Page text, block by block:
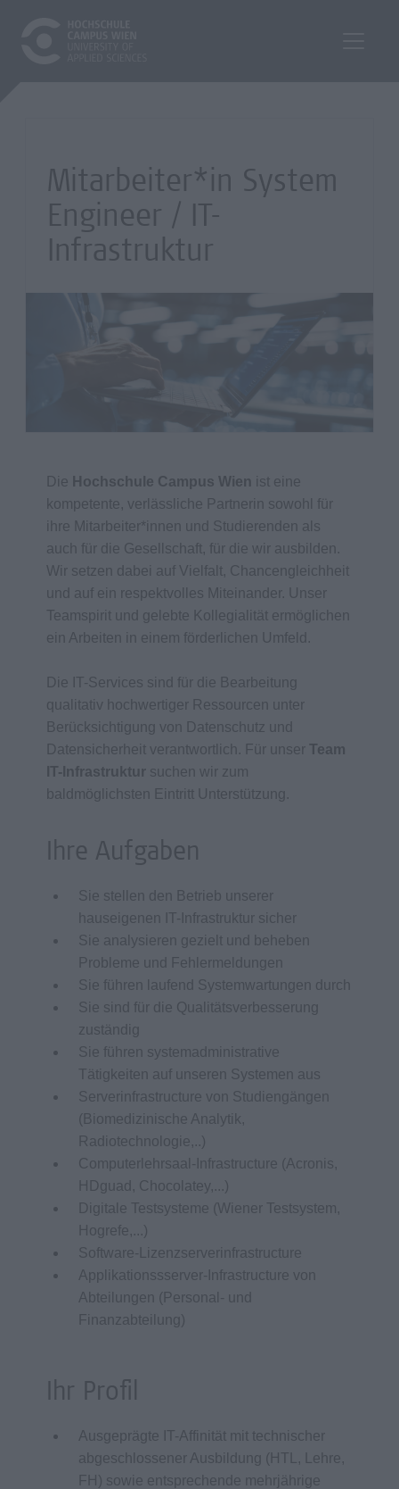
Mitarbeiter*in System
Engineer / IT-
Infrastruktur
Die Hochschule Campus Wien
ist eine
kompetente, verlässliche Partnerin sowohl für
ihre Mitarbeiter*innen und Studierenden als
auch für die Gesellschaft, für die wir ausbilden.
Wir setzen dabei auf Vielfalt, Chancengleichheit
und auf ein respektvolles Miteinander. Unser
Teamspirit und gelebte Kollegialität ermöglichen
ein Arbeiten in einem förderlichen Umfeld.
Die IT-Services sind für die Bearbeitung
qualitativ hochwertiger Ressourcen unter
Berücksichtigung von Datenschutz und
Datensicherheit verantwortlich. Für unser Team
IT-Infrastruktur suchen wir zum
baldmöglichsten Eintritt Unterstützung.
Ihre Aufgaben
Sie stellen den Betrieb unserer
hauseigenen IT-Infrastruktur sicher
Sie analysieren gezielt und beheben
Probleme und Fehlermeldungen
Sie führen laufend Systemwartungen durch
Sie sind für die Qualitätsverbesserung
zuständig
Sie führen systemadministrative
Tätigkeiten auf unseren Systemen aus
Serverinfrastructure von Studiengängen
(Biomedizinische Analytik,
Radiotechnologie,..)
Computerlehrsaal-Infrastructure (Acronis,
HDguad, Chocolatey,...)
Digitale Testsysteme (Wiener Testsystem,
Hogrefe,...)
Software-Lizenzserverinfrastructure
Applikationssserver-Infrastructure von
Abteilungen (Personal- und
Finanzabteilung)
Ihr Profil
Ausgeprägte IT-Affinität mit technischer
abgeschlossener Ausbildung (HTL, Lehre,
FH) sowie entsprechende mehrjährige